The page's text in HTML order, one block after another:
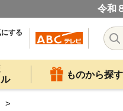
令和
する
ものから探す